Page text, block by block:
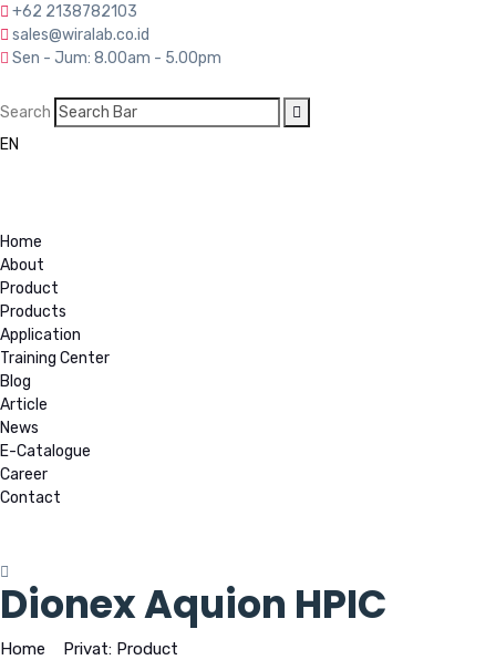
+62 2138782103
sales@wiralab.co.id
Sen - Jum: 8.00am - 5.00pm
Search
EN
Home
About
Product
Products
Application
Training Center
Blog
Article
News
E-Catalogue
Career
Contact
Dionex Aquion HPIC
Home Privat: Product